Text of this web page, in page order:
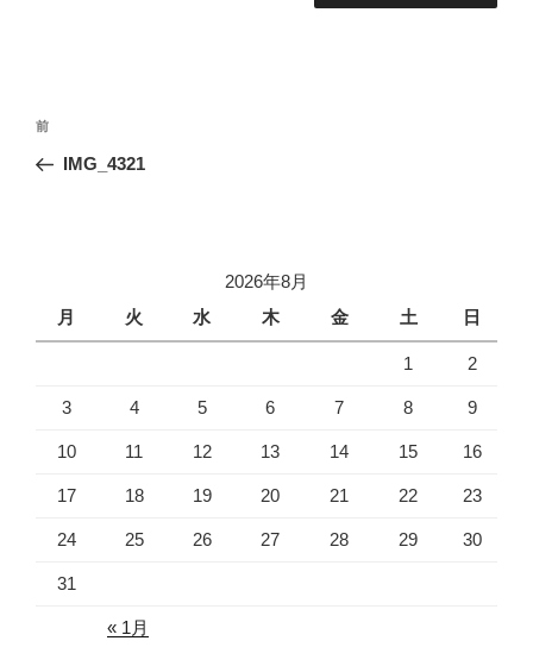
投
ナ
ョ
前
の
前
IMG_4321
2026年8月
月
火 水 木 金 土 日
1 2
3 4 5 6 7 8 9
10 11 12 13 14 15 16
17 18 19 20 21 22 23
24 25 26 27 28 29 30
31
« 1月